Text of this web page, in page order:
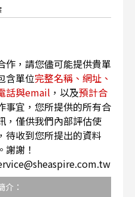
作，請您儘可能提供貴單
含單位完整名稱、網址、
話與email ，以及預計合
事宜，您所提供的所有合
，僅供我們內部評估使
待收到您所提出的資料
謝！
介：